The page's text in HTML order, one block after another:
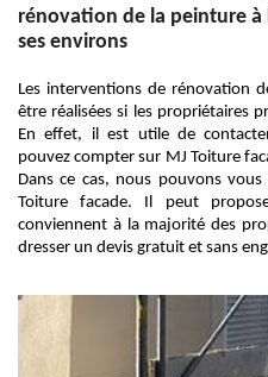
rénovation de la peinture à
ses environs
Les interventions de rénovation
être réalisées si les propriétaires
En effet, il est utile de
pouvez compter sur MJ Toiture
Dans ce cas, nous pouvons
Toiture facade. Il peut
conviennent à la majorité des
dresser un devis gratuit et sans